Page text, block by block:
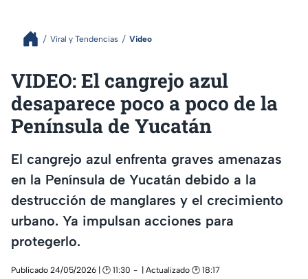
Viral y Tendencias Video
VIDEO: El cangrejo azul
desaparece poco a poco de la
Península de Yucatán
El cangrejo azul enfrenta graves amenazas
en la Península de Yucatán debido a la
destrucción de manglares y el crecimiento
urbano. Ya impulsan acciones para
protegerlo.
Publicado 24/05/2026 | 🕑 11:30
| Actualizado 🕑 18:17